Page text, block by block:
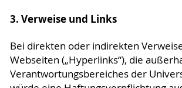
3. Verweise und Links
Bei direkten oder indirekten
Webseiten („Hyperlinks“), die
Verantwortungsbereiches der